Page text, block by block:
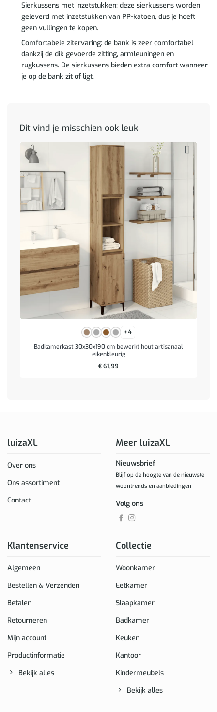
Sierkussens met inzetstukken: deze sierkussens worden
geleverd met inzetstukken van PP-katoen, dus je hoeft
geen vullingen te kopen.
Comfortabele zitervaring: de bank is zeer comfortabel
dankzij de dik gevoerde zitting, armleuningen en
rugkussens. De sierkussens bieden extra comfort wanneer
je op de bank zit of ligt.
Dit vind je misschien ook leuk
+4
Badkamerkast 30x30x190 cm bewerkt hout artisanaal
eikenkleurig
€61,99
luizaXL
Over ons
Ons assortiment
Contact
Klantenservice
Algemeen
Bestellen & Verzenden
Betalen
Retourneren
Mijn account
Productinformatie
Bekijk alles
Collectie
Woonkamer
Eetkamer
Slaapkamer
Badkamer
Keuken
Kantoor
Kindermeubels
Bekijk alles
Meer luizaXL
Nieuwsbrief
Blijf op de hoogte van de nieuwste
woontrends en aanbiedingen
Volg ons